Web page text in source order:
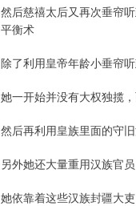
然后慈禧太后又再次垂帘
平衡术
除了利用皇帝年龄小垂帘
她一开始并没有大权独揽
然后再利用皇族里面的守
另外她还大量重用汉族官
她依靠着这些汉族封疆大